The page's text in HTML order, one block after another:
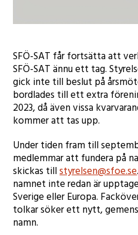
SFÖ-SAT får fortsätta att
SFÖ-SAT ännu ett tag.
gick inte till beslut på
bordlades till ett extra
2023, då även vissa
kommer att tas upp.
Under tiden fram till
medlemmar att fundera på
skickas tillstyrelsen@sfoe.se
namnet inte redan är
Sverige eller Europa.
tolkar söker ett nytt,
namn.